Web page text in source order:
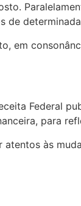
de
em
Federal
para
às